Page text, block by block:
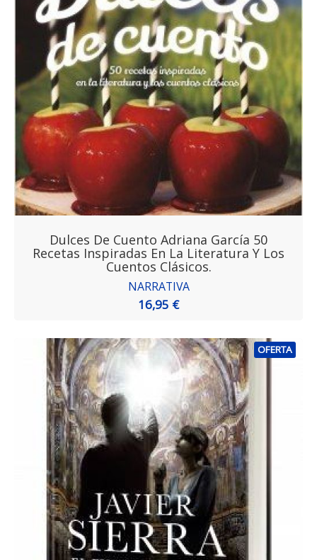
Dulces De Cuento Adriana García 50
Recetas Inspiradas En La Literatura Y Los
Cuentos Clásicos.
NARRATIVA
16,95 €
OFERTA